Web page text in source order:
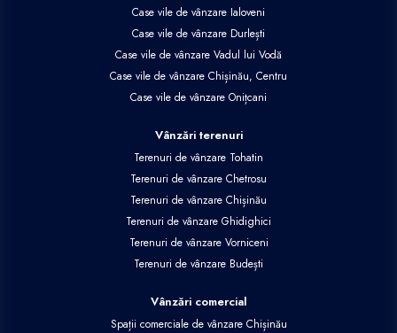
Case vile de vânzare Ialoveni
Case vile de vânzare Durlești
Case vile de vânzare Vadul lui Vodă
Case vile de vânzare Chișinău, Centru
Case vile de vânzare Onițcani
Vânzări terenuri
Terenuri de vânzare Tohatin
Terenuri de vânzare Chetrosu
Terenuri de vânzare Chișinău
Terenuri de vânzare Ghidighici
Terenuri de vânzare Vorniceni
Terenuri de vânzare Budești
Vânzări comercial
Spații comerciale de vânzare Chișinău